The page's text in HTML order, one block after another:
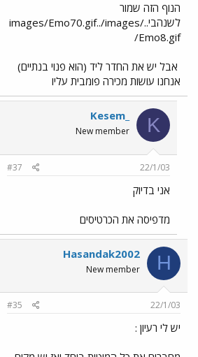
הנוף הזה שמור
לשנהבי../images/Emo70.gif../images
/Emo8.gif
אבל יש את החדר ליד (הוא פנוי בנתיים)
אנחנו עושות מכירה פומבית עליו
K
Kesem_
New member
22/1/03
#37
אני בדיוק
מדפיסה את הכרטיסים
H
Hasandak2002
New member
22/1/03
#35
יש לי רעיון :